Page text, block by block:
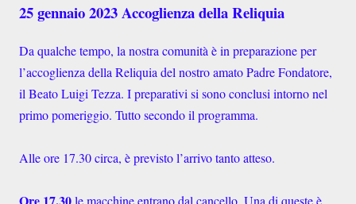
25 gennaio 2023 Accoglienza della Reliquia
Da qualche tempo, la nostra comunità è in preparazione per
l’accoglienza della Reliquia del nostro amato Padre Fondatore,
il Beato Luigi Tezza. I preparativi si sono conclusi intorno nel
primo pomeriggio. Tutto secondo il programma.
Alle ore 17.30 circa, è previsto l’arrivo tanto atteso.